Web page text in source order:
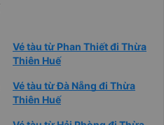
Vé tàu từ Phan Thiết đi Thừa
Thiên Huế
Vé tàu từ Đà Nẵng đi Thừa
Thiên Huế